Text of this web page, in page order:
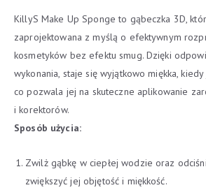
KillyS Make Up Sponge to gąbeczka 3D,
zaprojektowana z myślą o efektywnym
kosmetyków bez efektu smug. Dzięki
wykonania, staje się wyjątkowo miękka,
co pozwala jej na skuteczne aplikowanie
i korektorów.
Sposób użycia:
Zwilż gąbkę w ciepłej wodzie oraz
zwiększyć jej objętość i miękkość.